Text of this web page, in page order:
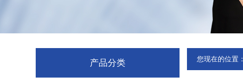
产品分类 您现在的位置：